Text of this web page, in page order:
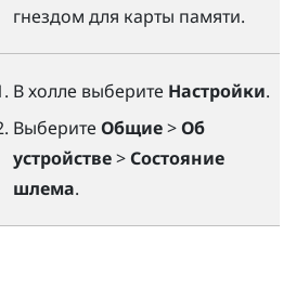
гнездом для карты памяти.
В холле выберите Настройки.
Выберите Общие>Об
устройстве>Состояние
шлема.